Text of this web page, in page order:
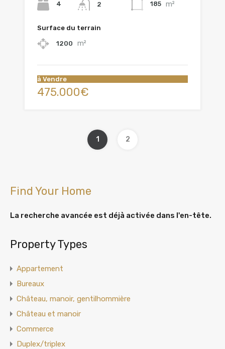
4 2 185 m²
Surface du terrain
1200 m²
à Vendre
475.000€
1 2
Find Your Home
La recherche avancée est déjà activée dans l'en-tête.
Property Types
Appartement
Bureaux
Château, manoir, gentilhommière
Château et manoir
Commerce
Duplex/triplex